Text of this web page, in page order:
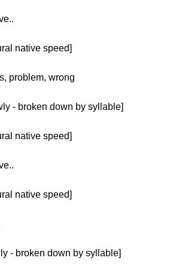
native speed]
problem, wrong
- broken down by syllable]
native speed]
native speed]
- broken down by syllable]